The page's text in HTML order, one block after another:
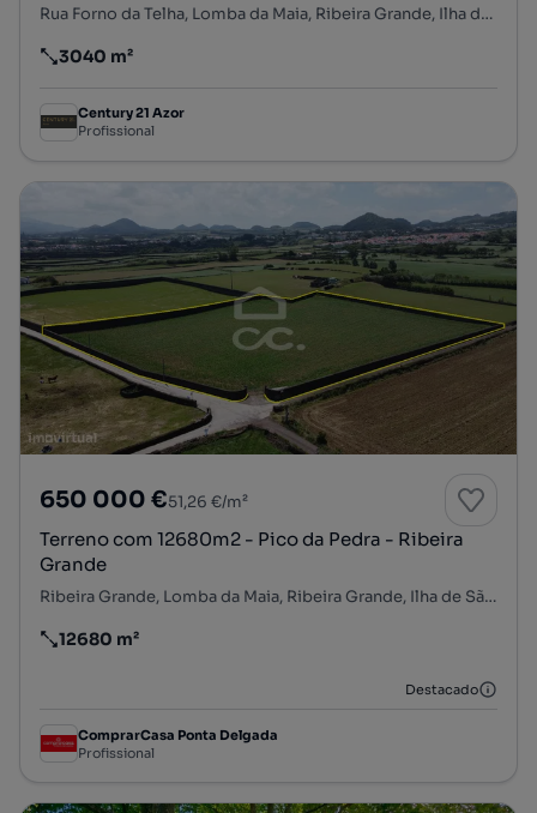
Rua Forno da Telha, Lomba da Maia, Ribeira Grande, Ilha de São Miguel
Preço por metro quadrado
3040 m²
Century 21 Azor
Profissional
650 000 €51,26 €/m²
Terreno com 12680m2 - Pico da Pedra - Ribeira
Grande
Ribeira Grande, Lomba da Maia, Ribeira Grande, Ilha de São Miguel
Preço por metro quadrado
12680 m²
Destacado
ComprarCasa Ponta Delgada
Profissional